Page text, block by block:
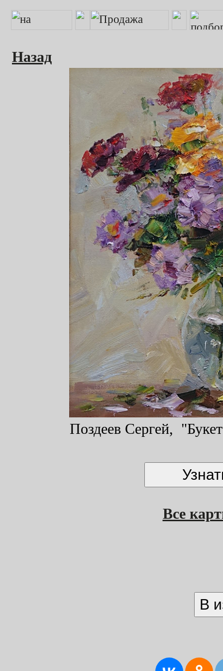
Назад
Поздеев Сергей,
Все